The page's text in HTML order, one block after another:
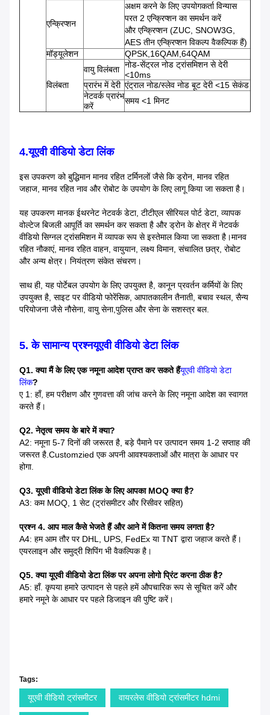
एन्क्रिप्शन
अक्षम करने के लिए उपयोगकर्ता विन्यास
परत 2 एन्क्रिप्शन का समर्थन करें
और एन्क्रिप्शन (ZUC, SNOW3G,
AES तीन एन्क्रिप्शन विकल्प वैकल्पिक हैं)
मॉड्यूलेशन
QPSK,16QAM,64QAM
विलंबता
वायु विलंबता नोड-सेंट्रल नोड ट्रांसमिशन से देरी
<10ms
प्रारंभ में देरी एंट्राल नोड/स्लेव नोड बूट देरी <15 सेकंड
नेटवर्क प्रारंभ
करें
समय <1 मिनट
4.यूएवी वीडियो डेटा लिंक
इस उपकरण को बुद्धिमान मानव रहित टर्मिनलों जैसे कि ड्रोन, मानव रहित
जहाज, मानव रहित नाव और रोबोट के उपयोग के लिए लागू किया जा सकता है।
यह उपकरण मानक ईथरनेट नेटवर्क डेटा, टीटीएल सीरियल पोर्ट डेटा, व्यापक
वोल्टेज बिजली आपूर्ति का समर्थन कर सकता है और ड्रोन के क्षेत्र में नेटवर्क
वीडियो सिग्नल ट्रांसमिशन में व्यापक रूप से इस्तेमाल किया जा सकता है।मानव
रहित नौकाएं, मानव रहित वाहन, वायुयान, लक्ष्य विमान, संचालित छत्र, रोबोट
और अन्य क्षेत्र। नियंत्रण संकेत संचरण।
साथ ही, यह पोर्टेबल उपयोग के लिए उपयुक्त है, कानून प्रवर्तन कर्मियों के लिए
उपयुक्त है, साइट पर वीडियो फोरेंसिक, आपातकालीन तैनाती, बचाव स्थल, सैन्य
परियोजना जैसे नौसेना, वायु सेना,पुलिस और सेना के सशस्त्र बल.
5. के सामान्य प्रश्नयूएवी वीडियो डेटा लिंक
Q1. क्या मैं के लिए एक नमूना आदेश प्राप्त कर सकते हैंयूएवी वीडियो डेटा
लिंक?
ए 1: हाँ, हम परीक्षण और गुणवत्ता की जांच करने के लिए नमूना आदेश का स्वागत
करते हैं।
Q2. नेतृत्व समय के बारे में क्या?
A2: नमूना 5-7 दिनों की जरूरत है, बड़े पैमाने पर उत्पादन समय 1-2 सप्ताह की
जरूरत है.Customzied एक अपनी आवश्यकताओं और मात्रा के आधार पर
होगा.
Q3. यूएवी वीडियो डेटा लिंक के लिए आपका MOQ क्या है?
A3: कम MOQ, 1 सेट (ट्रांसमीटर और रिसीवर सहित)
प्रश्न 4. आप माल कैसे भेजते हैं और आने में कितना समय लगता है?
A4: हम आम तौर पर DHL, UPS, FedEx या TNT द्वारा जहाज करते हैं।
एयरलाइन और समुद्री शिपिंग भी वैकल्पिक है।
Q5. क्या यूएवी वीडियो डेटा लिंक पर अपना लोगो प्रिंट करना ठीक है?
A5: हाँ. कृपया हमारे उत्पादन से पहले हमें औपचारिक रूप से सूचित करें और
हमारे नमूने के आधार पर पहले डिजाइन की पुष्टि करें।
Tags:
यूएवी वीडियो ट्रांसमीटर वायरलेस वीडियो ट्रांसमीटर hdmi